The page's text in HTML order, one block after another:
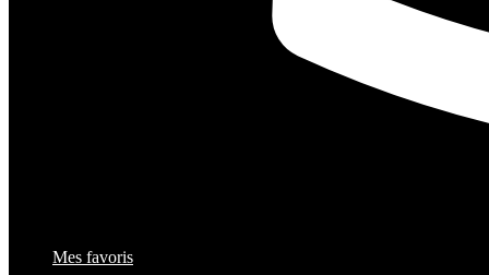
Mes favoris